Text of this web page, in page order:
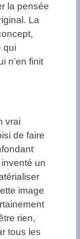
la pensée
La
qui
n’en finit
vrai
de faire
un
image
rien,
tous les